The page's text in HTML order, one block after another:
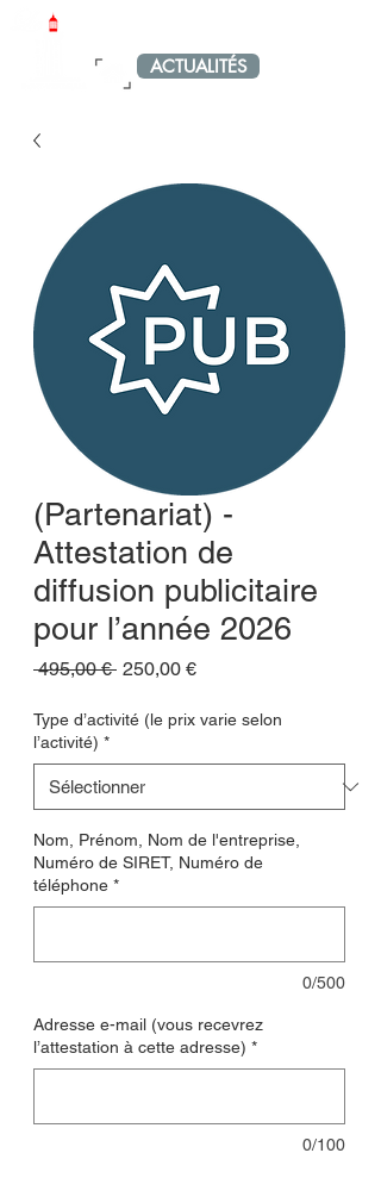
ACTUALITÉS
(Partenariat) -
Attestation de
diffusion publicitaire
pour l’année 2026
495,00 € Prix
250,00 €Prix
Type d’activité (le prix varie selon
l’activité) *
Nom, Prénom, Nom de l'entreprise,
Numéro de SIRET, Numéro de
téléphone *
0/500
Adresse e-mail (vous recevrez
l’attestation à cette adresse) *
0/100